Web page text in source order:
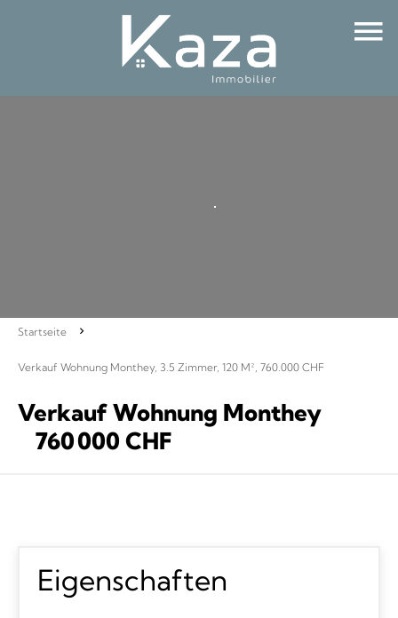
Startseite
Verkauf Wohnung Monthey, 3.5 Zimmer, 120 M², 760.000 CHF
Verkauf Wohnung Monthey
760 000 CHF
Eigenschaften